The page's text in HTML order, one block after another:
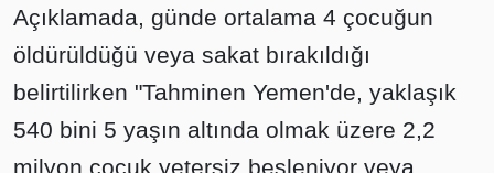
Açıklamada, günde ortalama 4 çocuğun
öldürüldüğü veya sakat bırakıldığı
belirtilirken "Tahminen Yemen'de, yaklaşık
540 bini 5 yaşın altında olmak üzere 2,2
milyon çocuk yetersiz besleniyor veya